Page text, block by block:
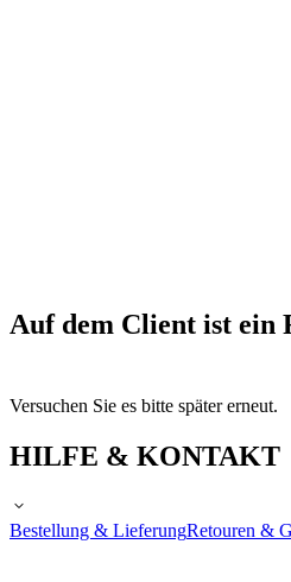
Auf dem Client ist ein
Versuchen Sie es bitte später erneut.
HILFE & KONTAKT
Bestellung & LieferungRetouren &